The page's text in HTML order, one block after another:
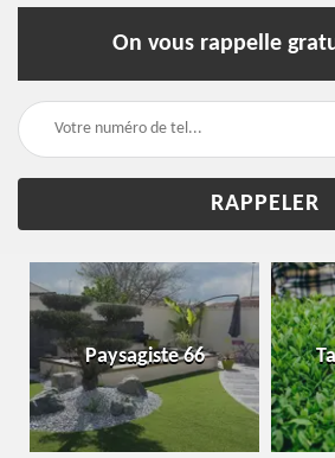
On vous rappelle
Paysagiste 66